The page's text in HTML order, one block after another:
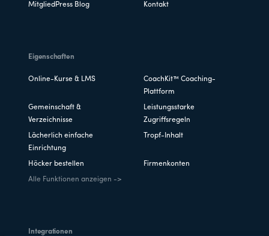
MitgliedPress Blog Kontakt
Eigenschaften
Online-Kurse & LMS
CoachKit™ Coaching-
Plattform
Gemeinschaft &
Verzeichnisse
Leistungsstarke
Zugriffsregeln
Lächerlich einfache
Einrichtung
Tropf-Inhalt
Höcker bestellen Firmenkonten
Alle Funktionen anzeigen ->
Integrationen